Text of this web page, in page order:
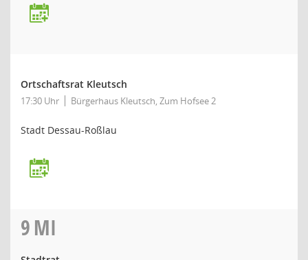
Ortschaftsrat Kleutsch
17:30 Uhr Bürgerhaus Kleutsch, Zum Hofsee 2
Stadt Dessau-Roßlau
9MI